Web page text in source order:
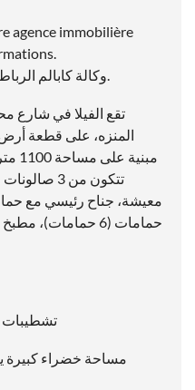
agence immobilière
وكالة كابالم الرباط العقارية تبيع فيلا تقع في المنزه.
تقع الفيلا في شارع
تتكون من
حمامات (6
تشطيبات
مساحة خضراء كبيرة